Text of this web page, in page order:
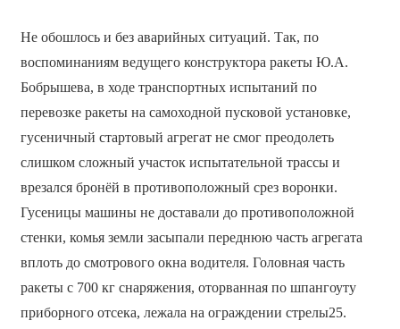
Не обошлось и без аварийных ситуаций. Так, по
воспоминаниям ведущего конструктора ракеты Ю.А.
Бобрышева, в ходе транспортных испытаний по
перевозке ракеты на самоходной пусковой установке,
гусеничный стартовый агрегат не смог преодолеть
слишком сложный участок испытательной трассы и
врезался бронёй в противоположный срез воронки.
Гусеницы машины не доставали до противоположной
стенки, комья земли засыпали переднюю часть агрегата
вплоть до смотрового окна водителя. Головная часть
ракеты с 700 кг снаряжения, оторванная по шпангоуту
приборного отсека, лежала на ограждении стрелы25.